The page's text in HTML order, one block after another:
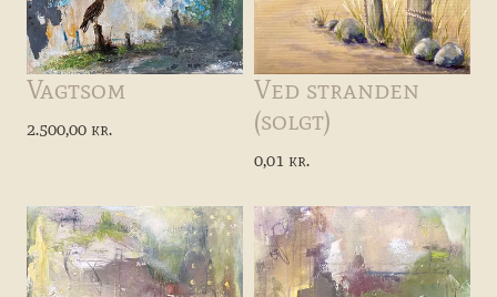
Vagtsom
2.500,00 kr.
Ved stranden
(solgt)
0,01 kr.